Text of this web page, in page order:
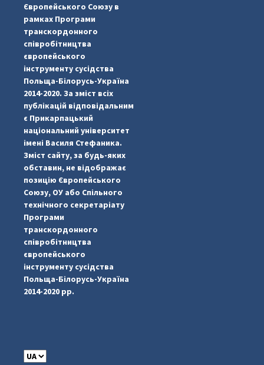
pimrec_project
#PipIvanToday
pimrec_project
Європейського Союзу в
рамках Програми
транскордонного
співробітництва
європейського
інструменту сусідства
Польща-Білорусь-Україна
2014-2020. За зміст всіх
публікацій відповідальним
є Прикарпацький
національний університет
імені Василя Стефаника.
Зміст сайту, за будь-яких
обставин, не відображає
позицію Європейського
Союзу, ОУ або Спільного
технічного секретаріату
Програми
транскордонного
співробітництва
європейського
інструменту сусідства
Польща-Білорусь-Україна
2014-2020 рр.
C